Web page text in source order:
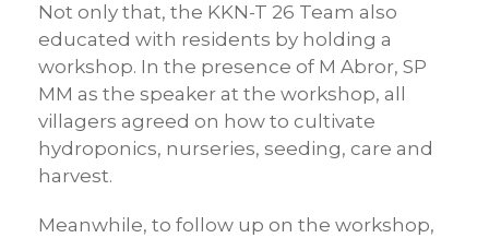
Not only that, the KKN-T 26 Team also
educated with residents by holding a
workshop. In the presence of M Abror, SP
MM as the speaker at the workshop, all
villagers agreed on how to cultivate
hydroponics, nurseries, seeding, care and
harvest.
Meanwhile, to follow up on the workshop,